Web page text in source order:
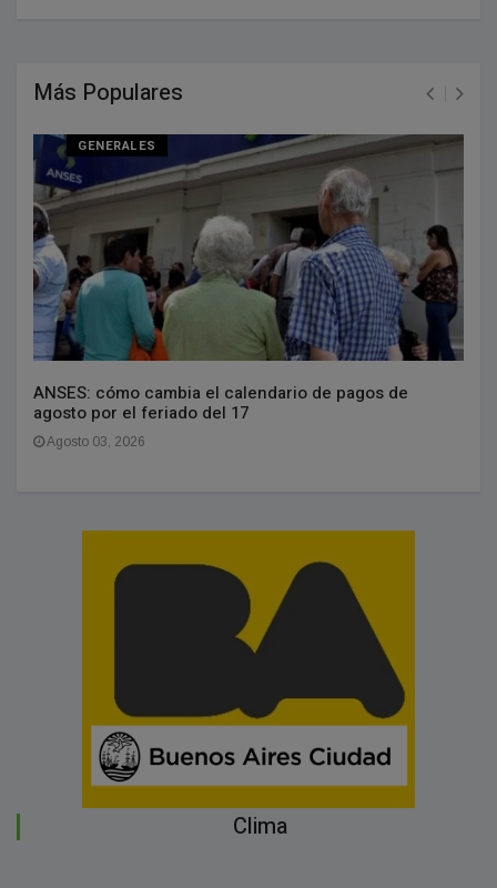
Más Populares
GENERALES
ANSES: cómo cambia el calendario de pagos de
agosto por el feriado del 17
Agosto 03, 2026
Clima